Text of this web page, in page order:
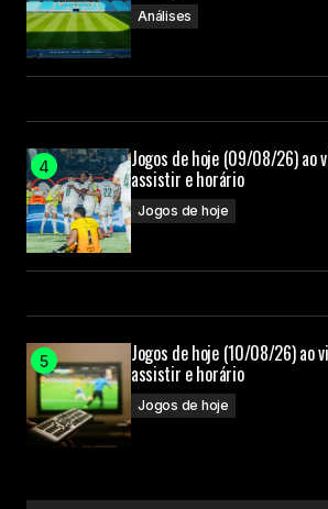
Análises
Jogos de hoje (09/08/26) ao
assistir e horário
Jogos de hoje
Jogos de hoje (10/08/26) ao
assistir e horário
Jogos de hoje